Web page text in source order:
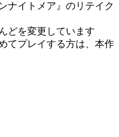
ナイトメア』のリテイク
どを変更しています
てプレイする方は、本作